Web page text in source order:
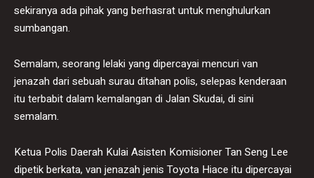
sekiranya ada pihak yang berhasrat untuk menghulurkan
sumbangan.
Semalam, seorang lelaki yang dipercayai mencuri van
jenazah dari sebuah surau ditahan polis, selepas kenderaan
itu terbabit dalam kemalangan di Jalan Skudai, di sini
semalam.
Ketua Polis Daerah Kulai Asisten Komisioner Tan Seng Lee
dipetik berkata, van jenazah jenis Toyota Hiace itu dipercayai